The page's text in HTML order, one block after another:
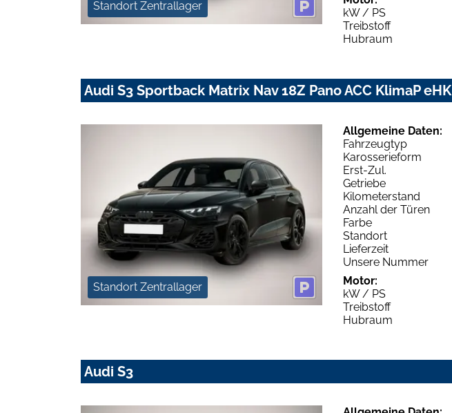
Standort Zentrallager
kW / PS
Treibstoff
Hubraum
Audi S3 Sportback Matrix Nav 18Z Pano ACC KlimaP eHK
Standort Zentrallager
Allgemeine Daten:
Fahrzeugtyp
Karosserieform
Erst-Zul.
Getriebe
Kilometerstand
Anzahl der Türen
Farbe
Standort
Lieferzeit
Unsere Nummer
Motor:
kW / PS
Treibstoff
Hubraum
Audi S3